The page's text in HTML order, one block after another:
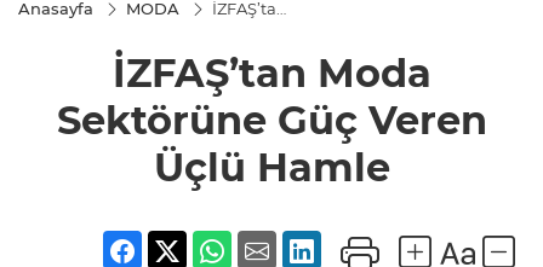
Anasayfa MODA
İZFAŞ’tan
Güç Veren
Üçlü
İZFAŞ’tan Moda
Sektörüne Güç Veren
Üçlü Hamle